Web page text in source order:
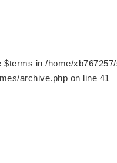
$terms in /home/
archive.php on line 41